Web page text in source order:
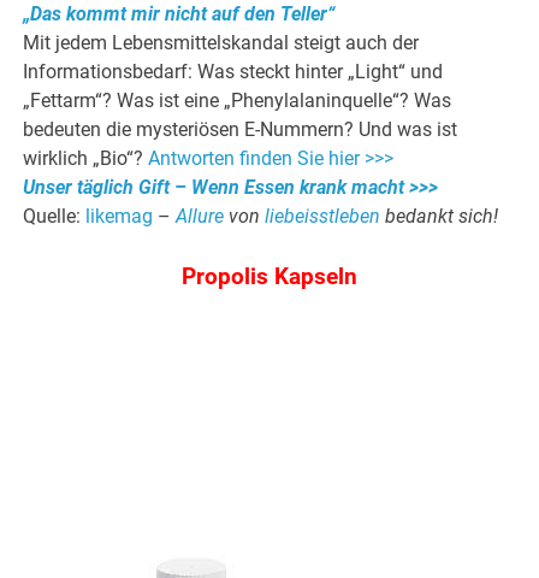
„Das kommt mir nicht auf den Teller“
Mit jedem Lebensmittelskandal steigt auch der
Informationsbedarf: Was steckt hinter „Light“ und
„Fettarm“? Was ist eine „Phenylalaninquelle“? Was
bedeuten die mysteriösen E-Nummern? Und was ist
wirklich „Bio“?Antworten finden Sie hier >>>
Unser täglich Gift – Wenn Essen krank macht >>>
Quelle: likemag –Allure vonliebeisstlebenbedankt sich!
Propolis Kapseln